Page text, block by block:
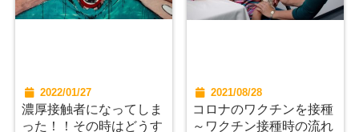
2022/01/27
濃厚接触者になってしま
った！！その時はどうす
2021/08/28
コロナのワクチンを接種
～ワクチン接種時の流れ